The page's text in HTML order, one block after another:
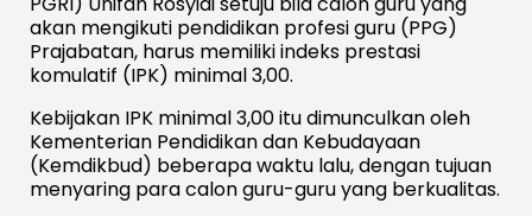
akan mengikuti pendidikan profesi guru (PPG)
Prajabatan, harus memiliki indeks prestasi
komulatif (IPK) minimal 3,00.
Kebijakan IPK minimal 3,00 itu dimunculkan oleh
Kementerian Pendidikan dan Kebudayaan
(Kemdikbud) beberapa waktu lalu, dengan tujuan
menyaring para calon guru-guru yang berkualitas.